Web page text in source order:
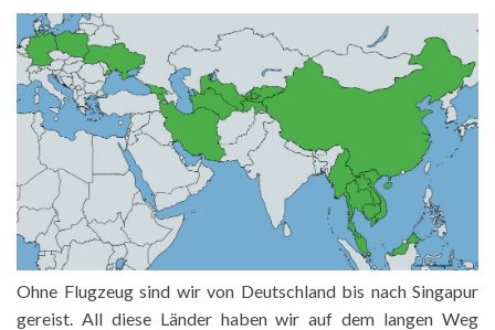
Ohne Flugzeug sind wir von Deutschland bis nach Singapur
gereist. All diese Länder haben wir auf dem langen Weg